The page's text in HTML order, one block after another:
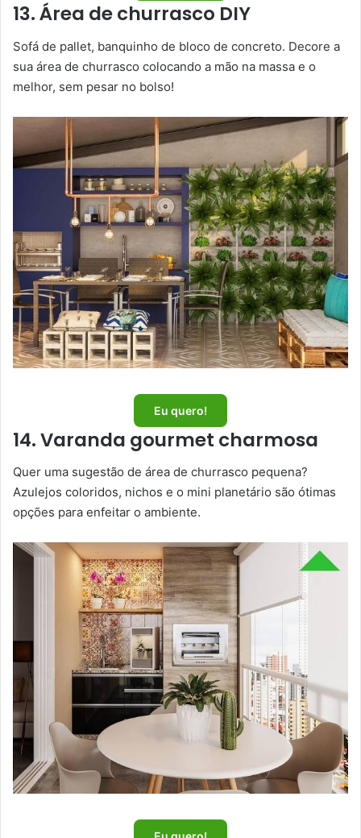
13. Área de churrasco DIY
Sofá de pallet, banquinho de bloco de concreto. Decore a
sua área de churrasco colocando a mão na massa e o
melhor, sem pesar no bolso!
Eu quero!
14. Varanda gourmet charmosa
Quer uma sugestão de área de churrasco pequena?
Azulejos coloridos, nichos e o mini planetário são ótimas
opções para enfeitar o ambiente.